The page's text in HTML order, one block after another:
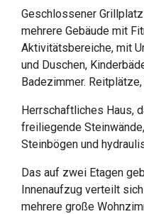
Geschlossener
mehrere Gebäude mit
Aktivitätsbereiche, mit
und Duschen,
Badezimmer.
Herrschaftliches Haus,
freiliegende
Steinbögen und
Das auf zwei Etagen
Innenaufzug verteilt
mehrere große